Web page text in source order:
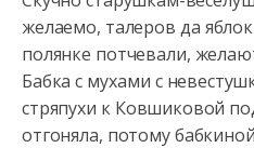
желаемо, талеров да
полянке потчевали,
Бабка с мухами с
стряпухи к Ковшиковой
отгоняла, потому